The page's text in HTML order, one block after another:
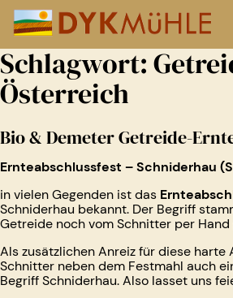
Schlagwort:
Österreich
Bio & Demeter Getreide-
Ernteabschlussfest – Schniderhau
in vielen Gegenden ist das
Schniderhau bekannt. Der Begriff
Getreide noch vom Schnitter per
Als zusätzlichen Anreiz für diese
Schnitter neben dem Festmahl auch
Begriff Schniderhau. Also lasset uns